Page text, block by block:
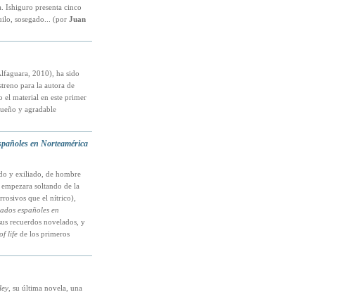
Ishiguro presenta cinco
sosegado... (por Juan
2010), ha sido
para la autora de
el material en este primer
y agradable
en Norteamérica
y exiliado, de hombre
soltando de la
que el nítrico),
españoles en
recuerdos novelados, y
lifede los primeros
, su última novela, una